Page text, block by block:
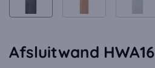
Afsluitwand HWA16